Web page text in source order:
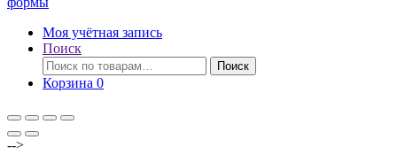
Моя учётная запись
Поиск
Искать:
Поиск
Корзина 0
-->